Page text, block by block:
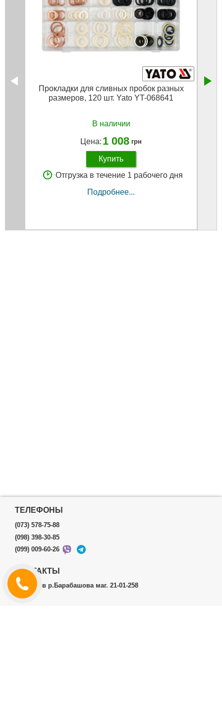
Прокладки для сливных пробок разных
размеров, 120 шт. Yato YT-068641
В наличии
Цена: 1 008 грн
Купить
Отгрузка в течение 1 рабочего дня
Подробнее...
О-
ТЕЛЕФОНЫ
(073) 578-75-88
(098) 398-30-85
(099) 009-60-26
КОНТАКТЫ
г.Харьков р.Барабашова маг. 21-01-258